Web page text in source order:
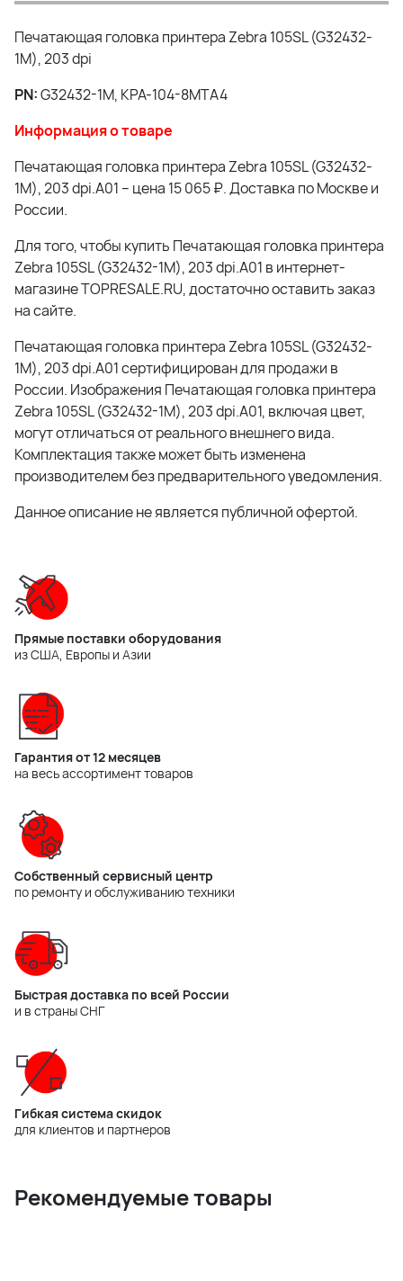
Печатающая головка принтера Zebra 105SL (G32432-
1M), 203 dpi
PN:G32432-1M, KPA-104-8MTA4
Информация о товаре
Печатающая головка принтера Zebra 105SL (G32432-
1M), 203 dpi.A01 – цена 15 065 ₽. Доставка по Москве и
России.
Для того, чтобы купить Печатающая головка принтера
Zebra 105SL (G32432-1M), 203 dpi.A01 в интернет-
магазине TOPRESALE.RU, достаточно оставить заказ
на сайте.
Печатающая головка принтера Zebra 105SL (G32432-
1M), 203 dpi.A01 сертифицирован для продажи в
России. Изображения Печатающая головка принтера
Zebra 105SL (G32432-1M), 203 dpi.A01, включая цвет,
могут отличаться от реального внешнего вида.
Комплектация также может быть изменена
производителем без предварительного уведомления.
Данное описание не является публичной офертой.
Прямые поставки оборудования
из США, Европы и Азии
Гарантия от 12 месяцев
на весь ассортимент товаров
Собственный сервисный центр
по ремонту и обслуживанию техники
Быстрая доставка по всей России
и в страны СНГ
Гибкая система скидок
для клиентов и партнеров
Рекомендуемые товары